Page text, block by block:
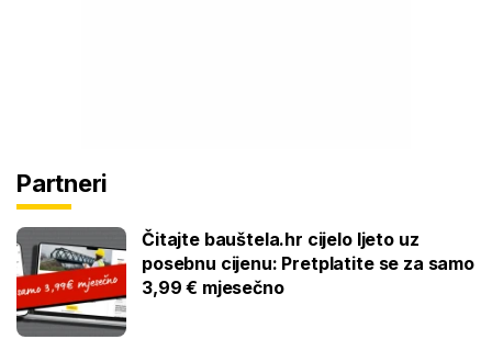
Partneri
Čitajte bauštela.hr cijelo ljeto uz
posebnu cijenu: Pretplatite se za samo
3,99 € mjesečno